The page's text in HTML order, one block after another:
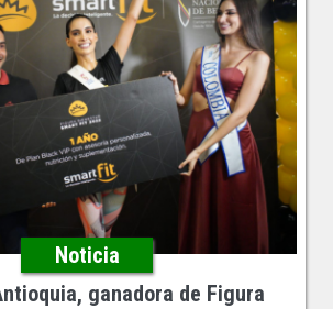
Noticia
ganadora de Figura